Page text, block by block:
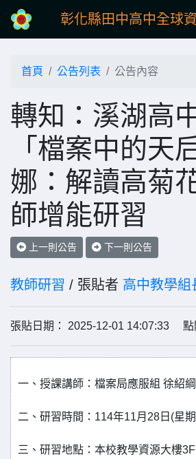
彰化縣田中高中全球
首頁 公告列表 公告內容
轉知：溪湖高
「檔案中的天
娜：解讀高菊
師增能研習
上一則公告 下一則公告
教師研習 / 張貼者 高中教學組
張貼日期： 2025-12-01 14:07:33 點
一、授課講師：檔案局應服組 徐紹
二、研習時間：114年11月28日(星
三、研習地點：本校教學資源大樓